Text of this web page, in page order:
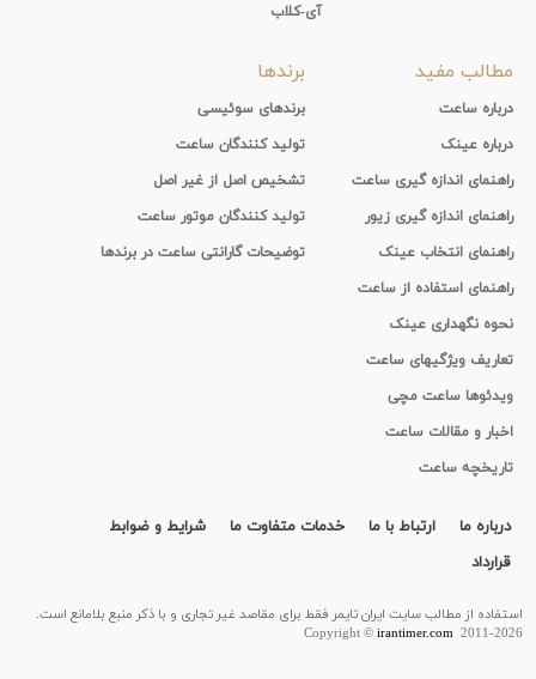
آی-کلاب
مطالب مفید
درباره ساعت
درباره عینک
راهنمای اندازه گیری ساعت
راهنمای اندازه گیری زیور
راهنمای انتخاب عینک
راهنمای استفاده از ساعت
نحوه نگهداری عینک
تعاریف ویژگیهای ساعت
ویدئوها ساعت مچی
اخبار و مقالات ساعت
تاریخچه ساعت
برندها
برندهای سوئیسی
تولید کنندگان ساعت
تشخیص اصل از غیر اصل
تولید کنندگان موتور ساعت
توضیحات گارانتی ساعت در برندها
درباره ما ارتباط با ما خدمات متفاوت ما
شرایط و ضوابط
قرارداد
استفاده از مطالب سايت ایران تایمر فقط برای مقاصد غیر تجاری و با ذکر منبع بلامانع است.
Copyright ©irantimer.com2011-2026